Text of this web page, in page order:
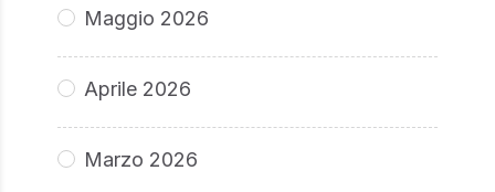
Maggio 2026
Aprile 2026
Marzo 2026